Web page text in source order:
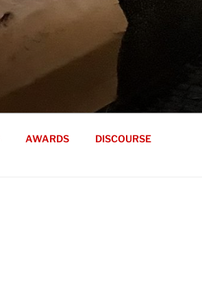
AWARDS DISCOURSE